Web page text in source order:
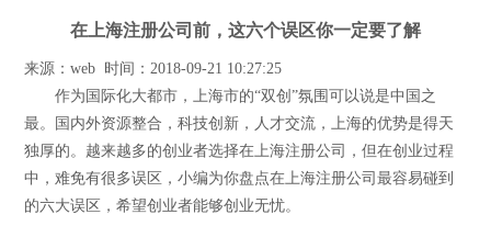
在上海注册公司前，这六个误区你一定要了解
来源：web 时间：2018-09-21 10:27:25
作为国际化大都市，上海市的“双创”氛围可以说是中国之
最。国内外资源整合，科技创新，人才交流，上海的优势是得天
独厚的。越来越多的创业者选择在上海注册公司，但在创业过程
中，难免有很多误区，小编为你盘点在上海注册公司最容易碰到
的六大误区，希望创业者能够创业无忧。